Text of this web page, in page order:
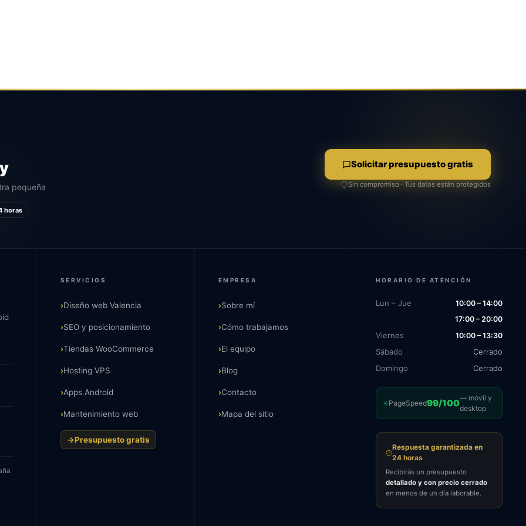
pequeña
horas
Solicitar presupuesto gratis
Sin compromiso · Tus datos están protegidos
de respuesta
SERVICIOS
›Diseño web Valencia
›SEO y posicionamiento
›Tiendas WooCommerce
›Hosting VPS
›Apps Android
›Mantenimiento web
→Presupuesto gratis
EMPRESA
›Sobre mí
›Cómo trabajamos
›El equipo
›Blog
›Contacto
›Mapa del sitio
HORARIO DE ATENCIÓN
Lun – Jue
10:00 – 14:00
17:00 – 20:00
Viernes 10:00 – 13:30
Sábado
Cerrado
Domingo
Cerrado
PageSpeed99/100— móvil y
desktop
Respuesta garantizada en
24 horas
Recibirás un presupuesto
detallado y con precio cerrado
en menos de un día laborable.